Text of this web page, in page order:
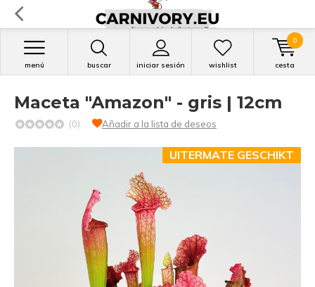
buscar iniciar sesión
menú wishlist cesta
0
Maceta "Amazon" - gris | 12cm
(0) Añadir a la lista de deseos
UITERMATE GESCHIKT